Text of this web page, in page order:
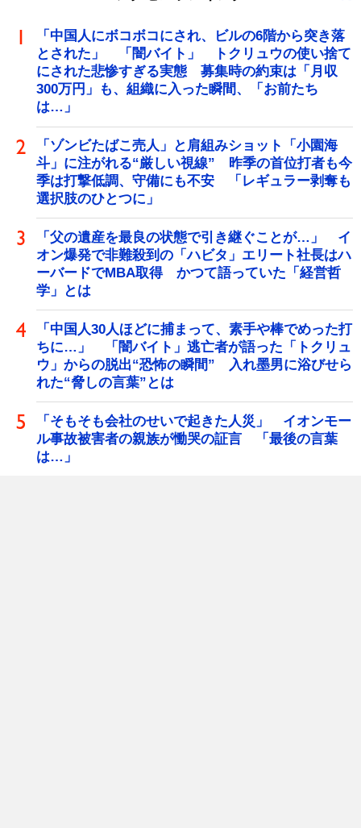
「中国人にボコボコにされ、ビルの6階から突き落
とされた」 「闇バイト」 トクリュウの使い捨て
にされた悲惨すぎる実態 募集時の約束は「月収
300万円」も、組織に入った瞬間、「お前たち
は…」
「ゾンビたばこ売人」と肩組みショット「小園海
斗」に注がれる“厳しい視線” 昨季の首位打者も今
季は打撃低調、守備にも不安 「レギュラー剥奪も
選択肢のひとつに」
「父の遺産を最良の状態で引き継ぐことが…」 イ
オン爆発で非難殺到の「ハビタ」エリート社長はハ
ーバードでMBA取得 かつて語っていた「経営哲
学」とは
「中国人30人ほどに捕まって、素手や棒でめった打
ちに…」 「闇バイト」逃亡者が語った「トクリュ
ウ」からの脱出“恐怖の瞬間” 入れ墨男に浴びせら
れた“脅しの言葉”とは
「そもそも会社のせいで起きた人災」 イオンモー
ル事故被害者の親族が慟哭の証言 「最後の言葉
は…」